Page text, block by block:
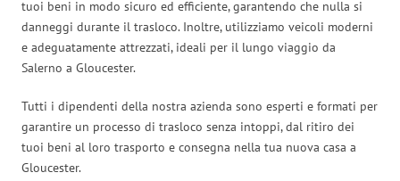
tuoi beni in modo sicuro ed efficiente, garantendo che nulla si
danneggi durante il trasloco. Inoltre, utilizziamo veicoli moderni
e adeguatamente attrezzati, ideali per il lungo viaggio da
Salerno a Gloucester.
Tutti i dipendenti della nostra azienda sono esperti e formati per
garantire un processo di trasloco senza intoppi, dal ritiro dei
tuoi beni al loro trasporto e consegna nella tua nuova casa a
Gloucester.